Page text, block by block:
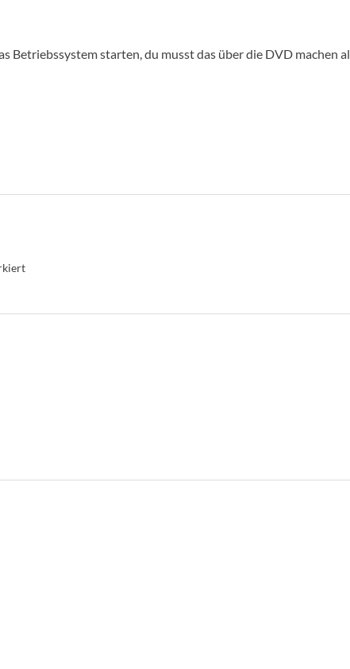
Betriebssystem starten, du musst das über die DVD machen